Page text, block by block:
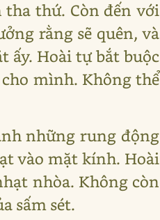
thứ. Còn đến với
rằng sẽ quên, và
ấy. Hoài tự bắt buộc
mình. Không thể
những rung động
vào mặt kính. Hoài
nhòa. Không còn
sấm sét.